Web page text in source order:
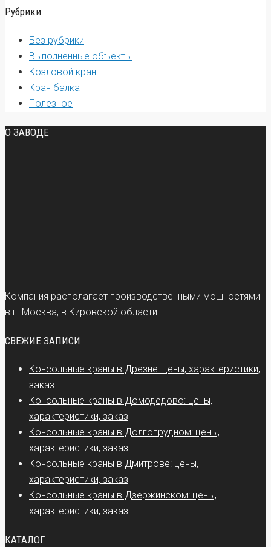
Рубрики
Без рубрики
Выполненные объекты
Козловой кран
Кран балка
Полезное
О ЗАВОДЕ
Компания располагает производственными мощностями
в г. Москва, в Кировской области.
СВЕЖИЕ ЗАПИСИ
Консольные краны в Дрезне: цены, характеристики,
заказ
Консольные краны в Домодедово: цены,
характеристики, заказ
Консольные краны в Долгопрудном: цены,
характеристики, заказ
Консольные краны в Дмитрове: цены,
характеристики, заказ
Консольные краны в Дзержинском: цены,
характеристики, заказ
КАТАЛОГ